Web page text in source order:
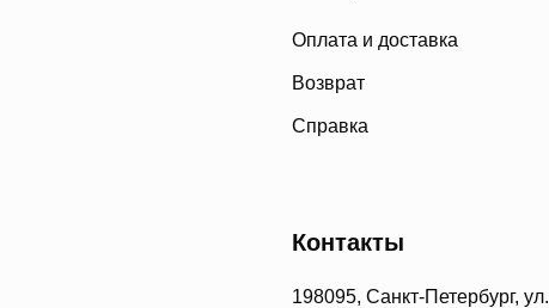
Оплата и доставка
Возврат
Справка
Контакты
198095, Санкт-Петербург, ул.